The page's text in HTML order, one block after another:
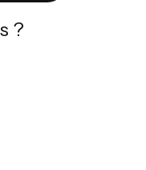
?